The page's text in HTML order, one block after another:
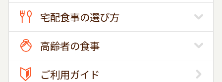
宅配食事の選び方
高齢者の食事
ご利用ガイド